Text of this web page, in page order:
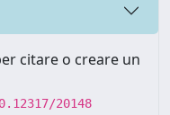
citare o creare un
20148